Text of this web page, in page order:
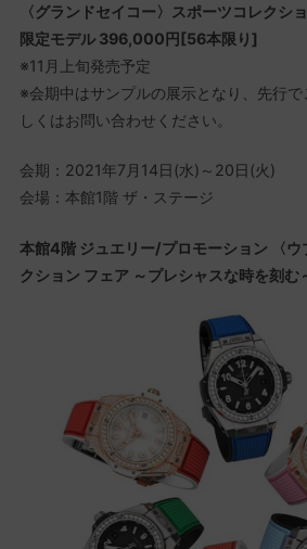
〈グランドセイコー〉スポーツコレクシ
限定モデル 396,000円[56本限り]
※11月上旬発売予定
※会期中はサンプルの展示となり、先行
しくはお問い合わせください。
会期：2021年7月14日(水)～20日(火)
会場：本館1階 ザ・ステージ
本館4階 ジュエリー/プロモーション 〈ウ
クション フェア ～プレシャスな時を刻む